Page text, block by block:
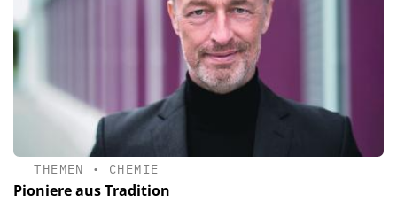
THEMEN • CHEMIE
Pioniere aus Tradition